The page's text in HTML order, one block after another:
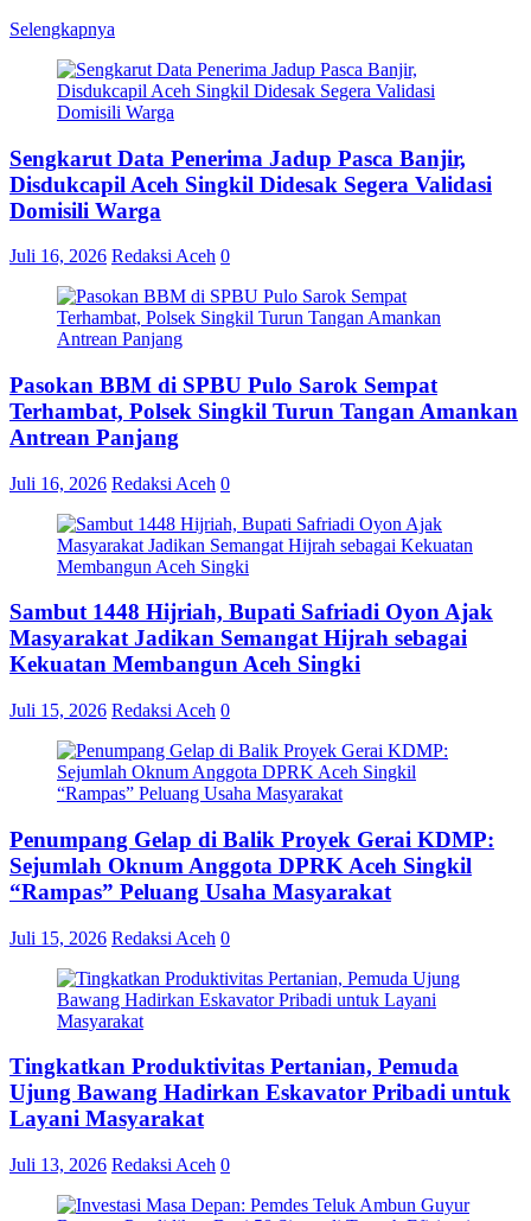
Selengkapnya
Sengkarut Data Penerima Jadup Pasca Banjir,
Disdukcapil Aceh Singkil Didesak Segera Validasi
Domisili Warga
Juli 16, 2026 Redaksi Aceh 0
Pasokan BBM di SPBU Pulo Sarok Sempat
Terhambat, Polsek Singkil Turun Tangan Amankan
Antrean Panjang
Juli 16, 2026 Redaksi Aceh 0
Sambut 1448 Hijriah, Bupati Safriadi Oyon Ajak
Masyarakat Jadikan Semangat Hijrah sebagai
Kekuatan Membangun Aceh Singki
Juli 15, 2026 Redaksi Aceh 0
Penumpang Gelap di Balik Proyek Gerai KDMP:
Sejumlah Oknum Anggota DPRK Aceh Singkil
“Rampas” Peluang Usaha Masyarakat
Juli 15, 2026 Redaksi Aceh 0
Tingkatkan Produktivitas Pertanian, Pemuda
Ujung Bawang Hadirkan Eskavator Pribadi untuk
Layani Masyarakat
Juli 13, 2026 Redaksi Aceh 0